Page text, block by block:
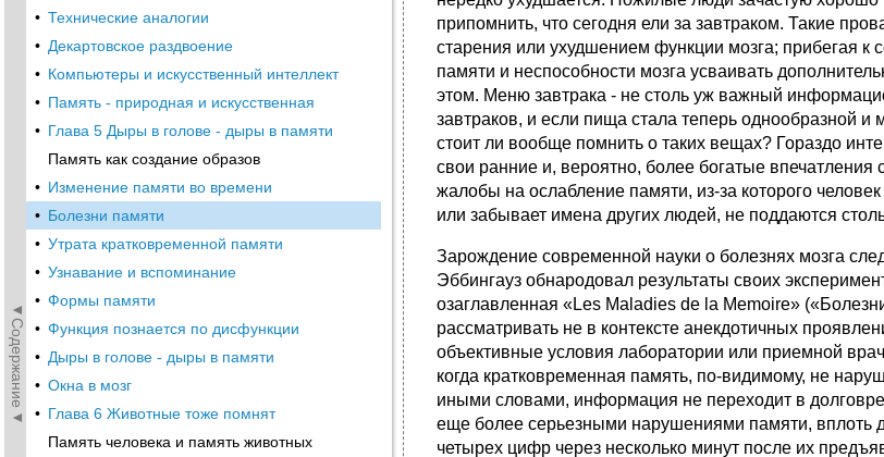
◄Содержание◄
• Технические аналогии
• Декартовское раздвоение
• Компьютеры и искусственный интеллект
• Память - природная и искусственная
• Глава 5 Дыры в голове - дыры в памяти
Память как создание образов
• Изменение памяти во времени
• Болезни памяти
• Утрата кратковременной памяти
• Узнавание и вспоминание
• Формы памяти
• Функция познается по дисфункции
• Дыры в голове - дыры в памяти
• Окна в мозг
• Глава 6 Животные тоже помнят
Память человека и память животных
припомнить, что сегодня ели за завтраком. Такие
старения или ухудшением функции мозга; прибегая
памяти и неспособности мозга усваивать
этом. Меню завтрака - не столь уж важный
завтраков, и если пища стала теперь однообразной и
стоит ли вообще помнить о таких вещах? Гораздо
свои ранние и, вероятно, более богатые
жалобы на ослабление памяти, из-за которого
или забывает имена других людей, не поддаются
Зарождение современной науки о болезнях мозга
Эббингауз обнародовал результаты своих
озаглавленная «Les Maladies de la Memoire»
рассматривать не в контексте анекдотичных
объективные условия лаборатории или приемной
когда кратковременная память, по-видимому, не
иными словами, информация не переходит в
еще более серьезными нарушениями памяти, вплоть
четырех цифр через несколько минут после их